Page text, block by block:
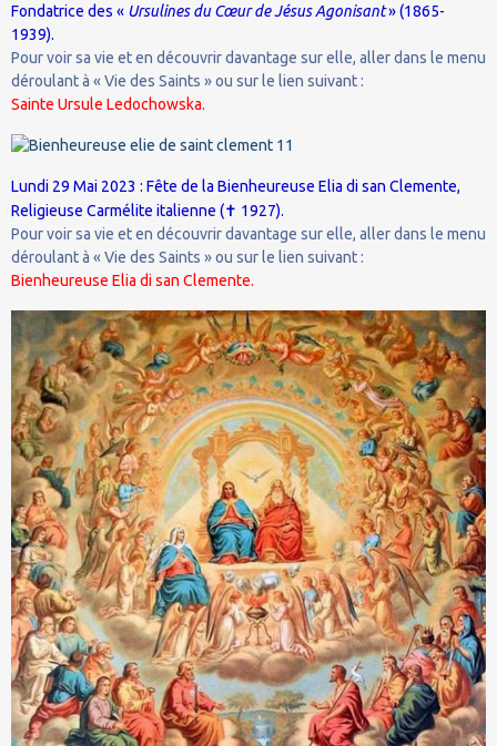
Fondatrice des « Ursulines du Cœur de Jésus Agonisant» (1865-
1939).
Pour voir sa vie et en découvrir davantage sur elle, aller dans le menu
déroulant à « Vie des Saints » ou sur le lien suivant :
Sainte Ursule Ledochowska.
Lundi 29 Mai 2023 : Fête de la Bienheureuse Elia di san Clemente,
Religieuse Carmélite italienne (✝ 1927).
Pour voir sa vie et en découvrir davantage sur elle, aller dans le menu
déroulant à « Vie des Saints » ou sur le lien suivant :
Bienheureuse Elia di san Clemente.